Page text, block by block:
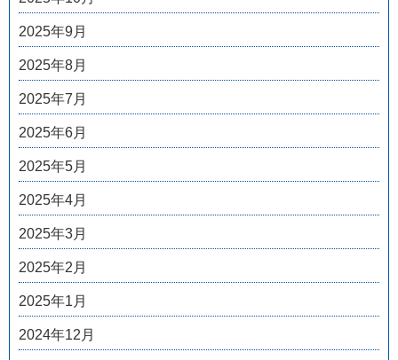
2025年9月
2025年8月
2025年7月
2025年6月
2025年5月
2025年4月
2025年3月
2025年2月
2025年1月
2024年12月